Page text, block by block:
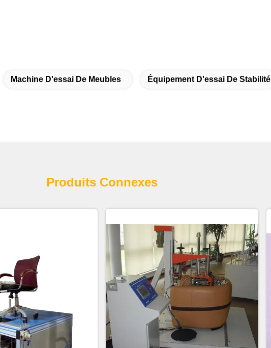
Machine D'essai De Meubles Équipement D'essai De Stabilité
Produits Connexes